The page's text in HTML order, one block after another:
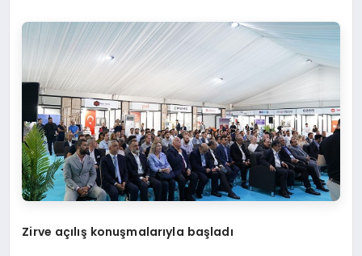
Zirve açılış konuşmalarıyla başladı